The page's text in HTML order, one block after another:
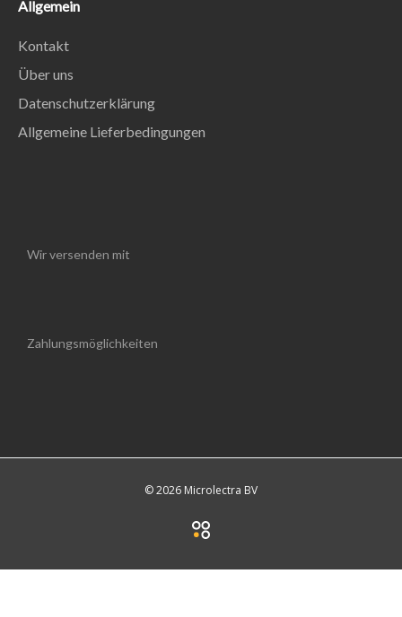
Allgemein
Kontakt
Über uns
Datenschutzerklärung
Allgemeine Lieferbedingungen
Wir versenden mit
Zahlungsmöglichkeiten
© 2026 Microlectra BV